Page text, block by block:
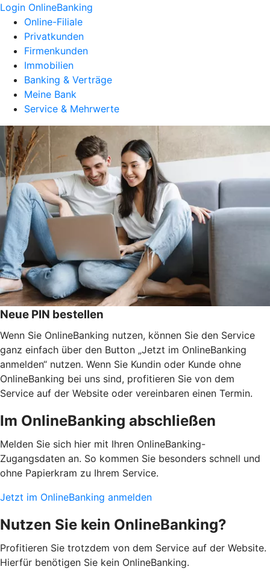
Login OnlineBanking
Online-Filiale
Privatkunden
Firmenkunden
Immobilien
Banking & Verträge
Meine Bank
Service & Mehrwerte
Neue PIN bestellen
Wenn Sie OnlineBanking nutzen, können Sie den Service
ganz einfach über den Button „Jetzt im OnlineBanking
anmelden“ nutzen. Wenn Sie Kundin oder Kunde ohne
OnlineBanking bei uns sind, profitieren Sie von dem
Service auf der Website oder vereinbaren einen Termin.
Im OnlineBanking abschließen
Melden Sie sich hier mit Ihren OnlineBanking-
Zugangsdaten an. So kommen Sie besonders schnell und
ohne Papierkram zu Ihrem Service.
Jetzt im OnlineBanking anmelden
Nutzen Sie kein OnlineBanking?
Profitieren Sie trotzdem von dem Service auf der Website.
Hierfür benötigen Sie kein OnlineBanking.